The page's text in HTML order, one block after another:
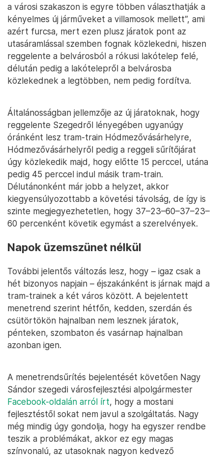
a városi szakaszon is egyre többen választhatják a
kényelmes új járműveket a villamosok mellett”, ami
azért furcsa, mert ezen plusz járatok pont az
utasáramlással szemben fognak közlekedni, hiszen
reggelente a belvárosból a rókusi lakótelep felé,
délután pedig a lakótelepről a belvárosba
közlekednek a legtöbben, nem pedig fordítva.
Általánosságban jellemzője az új járatoknak, hogy
reggelente Szegedről lényegében ugyanúgy
óránként lesz tram-train Hódmezővásárhelyre,
Hódmezővásárhelyről pedig a reggeli sűrítőjárat
úgy közlekedik majd, hogy előtte 15 perccel, utána
pedig 45 perccel indul másik tram-train.
Délutánonként már jobb a helyzet, akkor
kiegyensúlyozottabb a követési távolság, de így is
szinte megjegyezhetetlen, hogy 37–23–60–37–23–
60 percenként követik egymást a szerelvények.
Napok üzemszünet nélkül
További jelentős változás lesz, hogy – igaz csak a
hét bizonyos napjain – éjszakánként is járnak majd a
tram-trainek a két város között. A bejelentett
menetrend szerint hétfőn, kedden, szerdán és
csütörtökön hajnalban nem lesznek járatok,
pénteken, szombaton és vasárnap hajnalban
azonban igen.
A menetrendsűrítés bejelentését követően Nagy
Sándor szegedi városfejlesztési alpolgármester
Facebook-oldalán arról írt, hogy a mostani
fejlesztéstől sokat nem javul a szolgáltatás. Nagy
még mindig úgy gondolja, hogy ha egyszer rendbe
teszik a problémákat, akkor ez egy magas
színvonalú, az utasoknak nagyon kedvező